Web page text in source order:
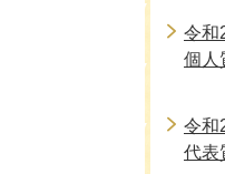
令和
個人
令和
代表